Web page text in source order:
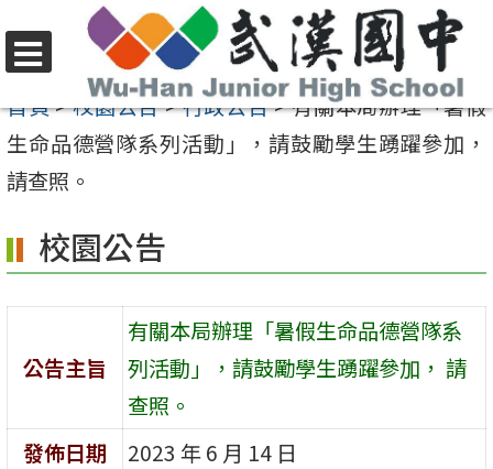
至
要
內
區
選
單
首頁>校園公告>行政公告>有關本局辦理「暑假
生命品德營隊系列活動」，請鼓勵學生踴躍參加，
請查照。
校園公告
公告主旨
有關本局辦理「暑假生命品德營隊系
列活動」，請鼓勵學生踴躍參加， 請
查照。
發佈日期
2023 年 6 月 14 日